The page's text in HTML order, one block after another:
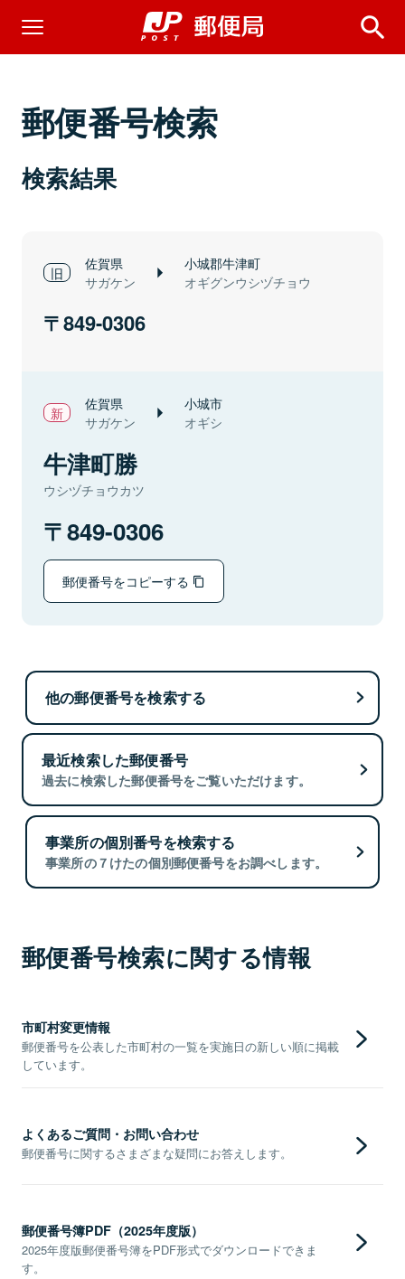
郵便番号検索
検索結果
佐賀県
サガケン
小城郡牛津町
オギグンウシヅチョウ
849-0306
佐賀県
サガケン
小城市
オギシ
牛津町勝
ウシヅチョウカツ
849-0306
郵便番号をコピーする
他の郵便番号を検索する
最近検索した郵便番号
過去に検索した郵便番号をご覧いただけます。
事業所の個別番号を検索する
事業所の７けたの個別郵便番号をお調べします。
郵便番号検索に関する情報
市町村変更情報
郵便番号を公表した市町村の一覧を実施日の新しい順に掲載
しています。
よくあるご質問・お問い合わせ
郵便番号に関するさまざまな疑問にお答えします。
郵便番号簿PDF（2025年度版）
2025年度版郵便番号簿をPDF形式でダウンロードできま
す。